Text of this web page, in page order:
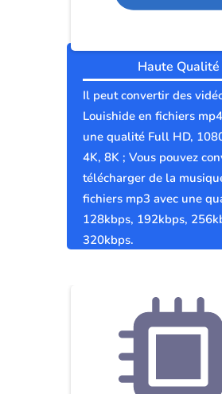
Haute Qualité
Il peut convertir des
Louishide en fichiers
une qualité Full HD,
4K, 8K ; Vous pouvez
télécharger de la
fichiers mp3 avec une
128kbps, 192kbps,
320kbps.